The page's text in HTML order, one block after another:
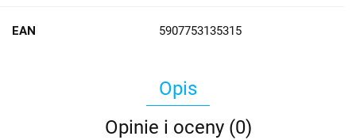
EAN 5907753135315
Opis
Opinie i oceny (0)